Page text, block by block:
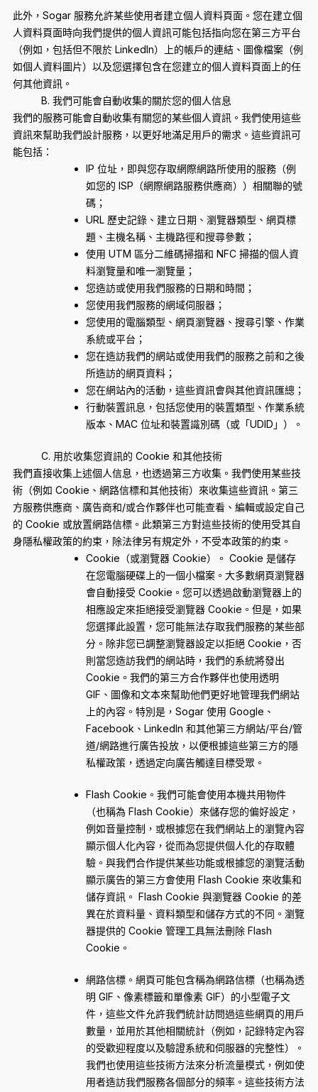
此外，Sogar 服務允許某些使用者建立個人資料頁面。您在建立個
人資料頁面時向我們提供的個人資訊可能包括指向您在第三方平台
（例如，包括但不限於 LinkedIn）上的帳戶的連結、圖像檔案（例
如個人資料圖片）以及您選擇包含在您建立的個人資料頁面上的任
何其他資訊。
B. 我們可能會自動收集的關於您的個人信息
我們的服務可能會自動收集有關您的某些個人資訊。我們使用這些
資訊來幫助我們設計服務，以更好地滿足用戶的需求。這些資訊可
能包括：
IP 位址，即與您存取網際網路所使用的服務（例
如您的 ISP（網際網路服務供應商））相關聯的號
碼；
URL 歷史記錄、建立日期、瀏覽器類型、網頁標
題、主機名稱、主機路徑和搜尋參數；
使用 UTM 區分二維碼掃描和 NFC 掃描的個人資
料瀏覽量和唯一瀏覽量；
您造訪或使用我們服務的日期和時間；
您使用我們服務的網域伺服器；
您使用的電腦類型、網頁瀏覽器、搜尋引擎、作業
系統或平台；
您在造訪我們的網站或使用我們的服務之前和之後
所造訪的網頁資料；
您在網站內的活動，這些資訊會與其他資訊匯總；
行動裝置訊息，包括您使用的裝置類型、作業系統
版本、MAC 位址和裝置識別碼（或「UDID」）。
C. 用於收集您資訊的 Cookie 和其他技術
我們直接收集上述個人信息，也透過第三方收集。我們使用某些技
術（例如 Cookie、網路信標和其他技術）來收集這些資訊。第三
方服務供應商、廣告商和/或合作夥伴也可能查看、編輯或設定自己
的 Cookie 或放置網路信標。此類第三方對這些技術的使用受其自
身隱私權政策的約束，除法律另有規定外，不受本政策的約束。
Cookie（或瀏覽器 Cookie）。 Cookie 是儲存
在您電腦硬碟上的一個小檔案。大多數網頁瀏覽器
會自動接受 Cookie。您可以透過啟動瀏覽器上的
相應設定來拒絕接受瀏覽器 Cookie。但是，如果
您選擇此設置，您可能無法存取我們服務的某些部
分。除非您已調整瀏覽器設定以拒絕 Cookie，否
則當您造訪我們的網站時，我們的系統將發出
Cookie。我們的第三方合作夥伴也使用透明
GIF、圖像和文本來幫助他們更好地管理我們網站
上的內容。特別是，Sogar 使用 Google、
Facebook、LinkedIn 和其他第三方網站/平台/管
道/網路進行廣告投放，以便根據這些第三方的隱
私權政策，透過定向廣告觸達目標受眾。
Flash Cookie。我們可能會使用本機共用物件
（也稱為 Flash Cookie）來儲存您的偏好設定，
例如音量控制，或根據您在我們網站上的瀏覽內容
顯示個人化內容，從而為您提供個人化的存取體
驗。與我們合作提供某些功能或根據您的瀏覽活動
顯示廣告的第三方會使用 Flash Cookie 來收集和
儲存資訊。 Flash Cookie 與瀏覽器 Cookie 的差
異在於資料量、資料類型和儲存方式的不同。瀏覽
器提供的 Cookie 管理工具無法刪除 Flash
Cookie。
網路信標。網頁可能包含稱為網路信標（也稱為透
明 GIF、像素標籤和單像素 GIF）的小型電子文
件，這些文件允許我們統計訪問過這些網頁的用戶
數量，並用於其他相關統計（例如，記錄特定內容
的受歡迎程度以及驗證系統和伺服器的完整性）。
我們也使用這些技術方法來分析流量模式，例如使
用者造訪我們服務各個部分的頻率。這些技術方法